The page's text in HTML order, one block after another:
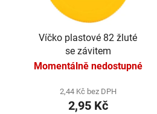
Víčko plastové 82 žluté
se závitem
Momentálně nedostupné
2,44 Kč bez DPH
2,95 Kč